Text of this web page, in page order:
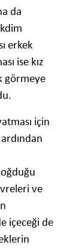
da
erkek
ise kız
görmeye
için
ve
içeceği de